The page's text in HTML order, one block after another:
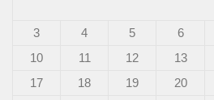
3
4 5 6
10
11 12 13
17
18 19 20